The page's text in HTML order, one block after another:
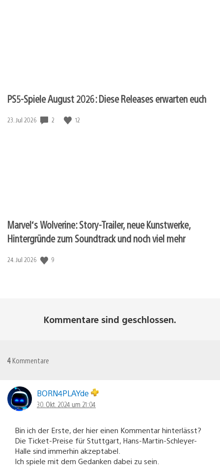
PS5-Spiele August 2026: Diese Releases erwarten euch
Veröffentlichungsdatum:
23. Jul 2026 2 12
Marvel‘s Wolverine: Story-Trailer, neue Kunstwerke,
Hintergründe zum Soundtrack und noch viel mehr
Veröffentlichungsdatum:
24. Jul 2026 9
Kommentare sind geschlossen.
4 Kommentare
BORN4PLAYde
30. Okt. 2024 um 21:04
Bin ich der Erste, der hier einen Kommentar hinterlässt?
Die Ticket-Preise für Stuttgart, Hans-Martin-Schleyer-
Halle sind immerhin akzeptabel.
Ich spiele mit dem Gedanken dabei zu sein.